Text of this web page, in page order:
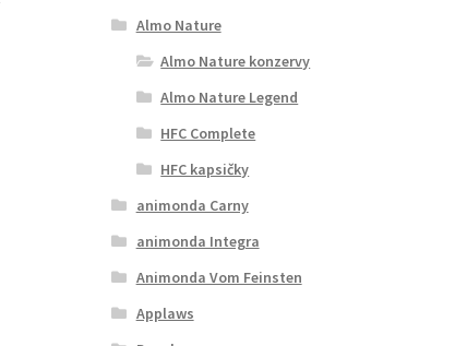
Almo Nature
Almo Nature konzervy
Almo Nature Legend
HFC Complete
HFC kapsičky
animonda Carny
animonda Integra
Animonda Vom Feinsten
Applaws